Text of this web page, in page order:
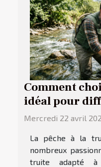
Comment
idéal pour
Mercredi 22 avril
La pêche à la
nombreux
truite adapté à